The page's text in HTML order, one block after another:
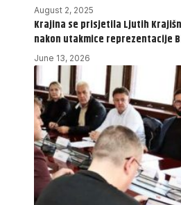
August 2, 2025
Krajina se prisjetila Ljutih
nakon utakmice reprezentacije
June 13, 2026